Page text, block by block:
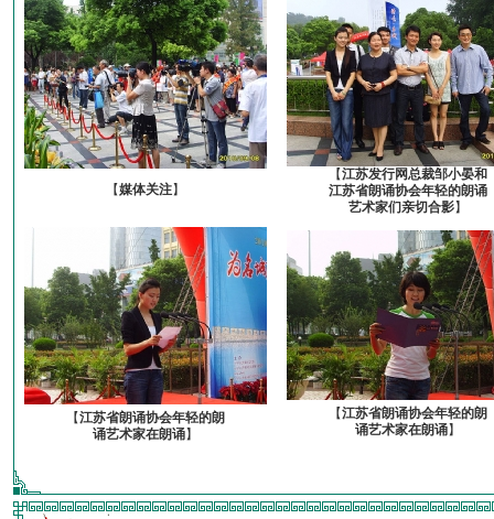
【媒体关注】
【江苏发行网总裁邹小晏和
江苏省朗诵协会年轻的朗诵
艺术家们亲切合影】
【江苏省朗诵协会年轻的朗
诵艺术家在朗诵】
【江苏省朗诵协会年轻的朗
诵艺术家在朗诵】